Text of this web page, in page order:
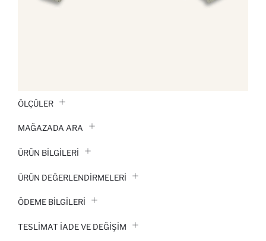
ÖLÇÜLER
MAĞAZADA ARA
ÜRÜN BILGILERI
ÜRÜN DEĞERLENDİRMELERİ
ÖDEME BİLGİLERİ
TESLIMAT İADE VE DEĞIŞIM